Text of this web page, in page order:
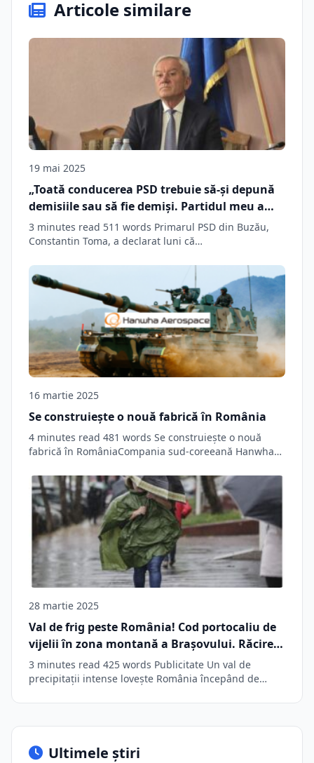
Articole similare
19 mai 2025
„Toată conducerea PSD trebuie să-şi depună
demisiile sau să fie demişi. Partidul meu a
invitat, practic, să se voteze cu George
Simion”
3 minutes read 511 words Primarul PSD din Buzău,
Constantin Toma, a declarat luni că…
16 martie 2025
Se construiește o nouă fabrică în România
4 minutes read 481 words Se construiește o nouă
fabrică în RomâniaCompania sud-coreeană Hanwha
28 martie 2025
Val de frig peste România! Cod portocaliu de
vijelii în zona montană a Braşovului. Răcire
accentuată a vremii
3 minutes read 425 words Publicitate Un val de
precipitații intense lovește România începând de…
Ultimele știri